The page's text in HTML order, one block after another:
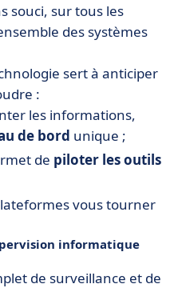
souci, sur tous les
des systèmes
sert à anticiper
:
les informations,
de bord unique ;
de piloter les outils
vous tourner
informatique
de surveillance et de